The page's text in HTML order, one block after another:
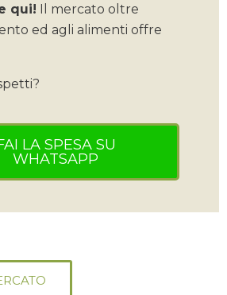
qui! Il mercato oltre
ed agli alimenti offre
LA SPESA SU
WHATSAPP